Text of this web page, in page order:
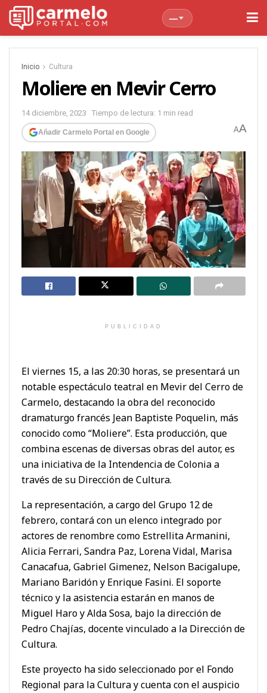
—
Inicio Cultura
Moliere en Mevir Cerro
14 diciembre, 2023 Tiempo de lectura: 1 min read
Añadir Carmelo Portal en Google AA
PUBLICIDAD
El viernes 15, a las 20:30 horas, se presentará un
notable espectáculo teatral en Mevir del Cerro de
Carmelo, destacando la obra del reconocido
dramaturgo francés Jean Baptiste Poquelin, más
conocido como “Moliere”. Esta producción, que
combina escenas de diversas obras del autor, es
una iniciativa de la Intendencia de Colonia a
través de su Dirección de Cultura.
La representación, a cargo del Grupo 12 de
febrero, contará con un elenco integrado por
actores de renombre como Estrellita Armanini,
Alicia Ferrari, Sandra Paz, Lorena Vidal, Marisa
Canacafua, Gabriel Gimenez, Nelson Bacigalupe,
Mariano Baridón y Enrique Fasini. El soporte
técnico y la asistencia estarán en manos de
Miguel Haro y Alda Sosa, bajo la dirección de
Pedro Chajías, docente vinculado a la Dirección de
Cultura.
Este proyecto ha sido seleccionado por el Fondo
Regional para la Cultura y cuenta con el auspicio